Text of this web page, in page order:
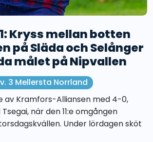
Kryss mellan botten
på Släda och Selånger
målet på Nipvallen
3 Mellersta Norrland
av Kramfors-Alliansen med 4-0,
när den 11:e omgången
Under lördagen sköt